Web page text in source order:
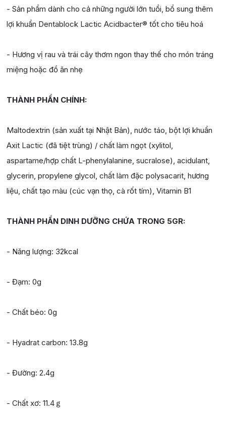
- Sản phẩm dành cho cả những người lớn tuổi, bổ sung thêm
lợi khuẩn Dentablock Lactic Acidbacter® tốt cho tiêu hoá
- Hương vị rau và trái cây thơm ngon thay thế cho món tráng
miệng hoặc đồ ăn nhẹ
THÀNH PHẦN CHÍNH:
Maltodextrin (sản xuất tại Nhật Bản), nước táo, bột lợi khuẩn
Axit Lactic (đã tiệt trùng) / chất làm ngọt (xylitol,
aspartame/hợp chất L-phenylalanine, sucralose), acidulant,
glycerin, propylene glycol, chất làm đặc polysacarit, hương
liệu, chất tạo màu (cúc vạn thọ, cà rốt tím), Vitamin B1
THÀNH PHẦN DINH DƯỠNG CHỨA TRONG 5GR:
- Năng lượng: 32kcal
- Đạm: 0g
- Chất béo: 0g
- Hyadrat carbon: 13.8g
- Đường: 2.4g
- Chất xơ: 11.4ｇ